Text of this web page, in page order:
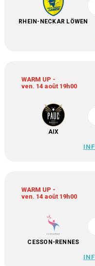
RHEIN-NECKAR LÖWEN
WARM UP -
ven. 14 août 19h00
AIX
WARM UP -
ven. 14 août 19h00
CESSON-RENNES